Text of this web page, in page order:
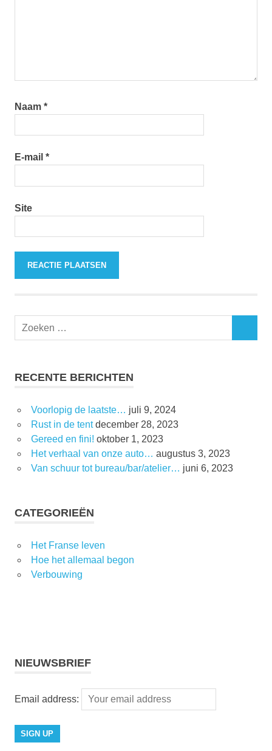
Naam *
E-mail *
Site
RECENTE BERICHTEN
Voorlopig de laatste… juli 9, 2024
Rust in de tent december 28, 2023
Gereed en fini! oktober 1, 2023
Het verhaal van onze auto… augustus 3, 2023
Van schuur tot bureau/bar/atelier… juni 6, 2023
CATEGORIEËN
Het Franse leven
Hoe het allemaal begon
Verbouwing
NIEUWSBRIEF
Email address: